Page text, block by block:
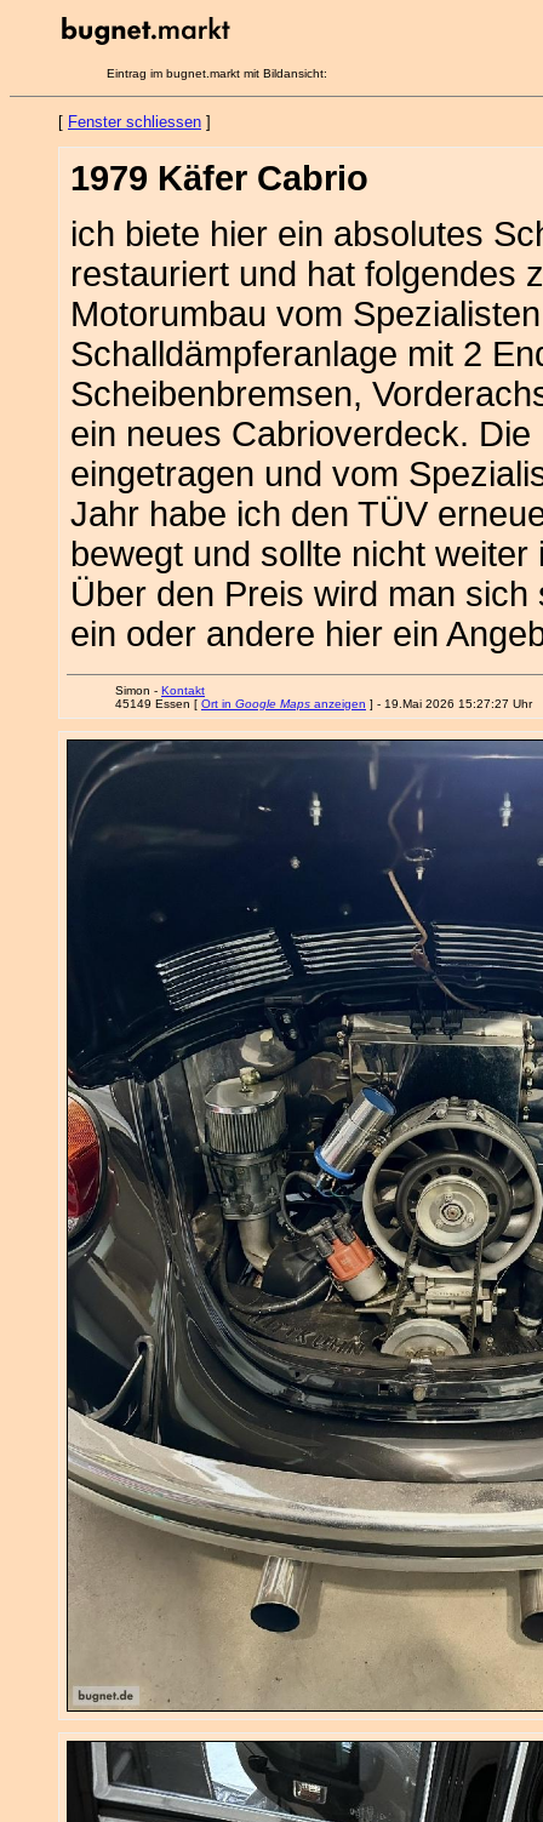
Eintrag im bugnet.markt mit Bildansicht:
[ Fenster schliessen ]
1979 Käfer Cabrio
ich biete hier ein absolutes
restauriert und hat folgendes
Motorumbau vom
Schalldämpferanlage mit 2
Scheibenbremsen,
ein neues Cabrioverdeck.
eingetragen und vom
Jahr habe ich den TÜV
bewegt und sollte nicht
Über den Preis wird man
ein oder andere hier ein
Simon - Kontakt
45149 Essen [ Ort in Google Maps anzeigen ] - 19.Mai 2026 15:27:27 Uhr